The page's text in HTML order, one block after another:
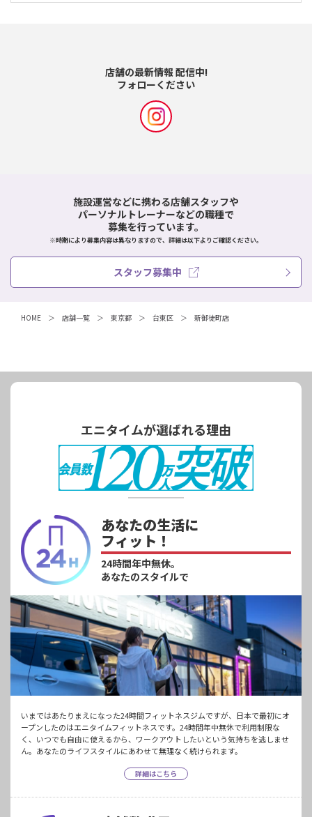
店舗の最新情報 配信中!
フォローください
施設運営などに携わる店舗スタッフや
パーソナルトレーナーなどの職種で
募集を行っています。
※時期により募集内容は異なりますので、詳細は以下よりご確認ください。
スタッフ募集中
HOME 店舗一覧 東京都 台東区 新御徒町店
エニタイムが選ばれる理由
あなたの生活に
フィット！
24時間年中無休。
あなたのスタイルで
いまではあたりまえになった24時間フィットネスジムですが、日本で最初にオ
ープンしたのはエニタイムフィットネスです。24時間年中無休で利用制限な
く、いつでも自由に使えるから、ワークアウトしたいという気持ちを逃しませ
ん。あなたのライフスタイルにあわせて無理なく続けられます。
詳細はこちら